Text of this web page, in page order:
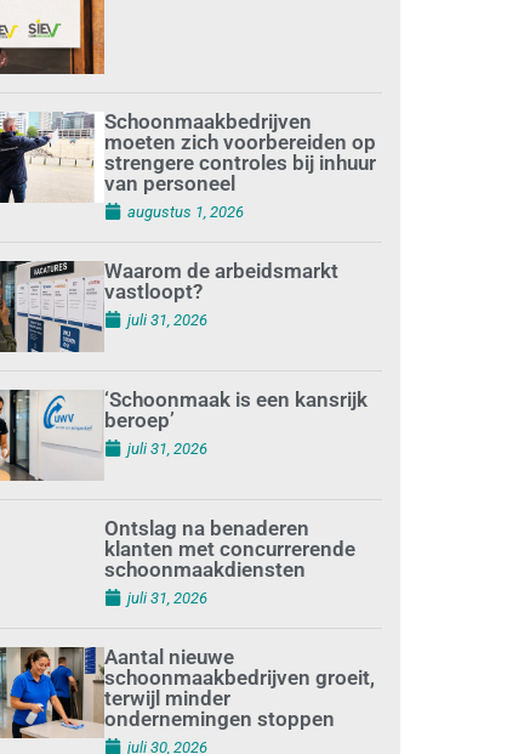
Schoonmaakbedrijven
moeten zich voorbereiden op
strengere controles bij inhuur
van personeel
augustus 1, 2026
Waarom de arbeidsmarkt
vastloopt?
juli 31, 2026
‘Schoonmaak is een kansrijk
beroep’
juli 31, 2026
Ontslag na benaderen
klanten met concurrerende
schoonmaakdiensten
juli 31, 2026
Aantal nieuwe
schoonmaakbedrijven groeit,
terwijl minder
ondernemingen stoppen